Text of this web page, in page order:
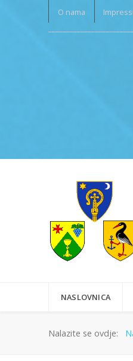
O nama
NASLOVNICA
Nalazite se ovdje: